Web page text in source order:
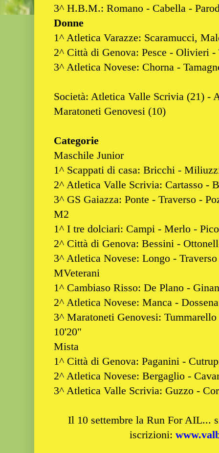
3^ H.B.M.: Romano - Cabella -
Donne
1^ Atletica Varazze: Scaramucci,
2^ Città di Genova: Pesce - Olivieri
3^ Atletica Novese: Chorna -
Società: Atletica Valle Scrivia (21) -
Maratoneti Genovesi (10)
Categorie
Maschile Junior
1^ Scappati di casa: Bricchi -
2^ Atletica Valle Scrivia: Cartasso -
3^ GS Gaiazza: Ponte - Traverso -
M2
1^ I tre dolciari: Campi - Merlo -
2^ Città di Genova: Bessini -
3^ Atletica Novese: Longo -
MVeterani
1^ Cambiaso Risso: De Plano -
2^ Atletica Novese: Manca -
3^ Maratoneti Genovesi:
10'20"
Mista
1^ Città di Genova: Paganini -
2^ Atletica Novese: Bergaglio -
3^ Atletica Valle Scrivia: Guzzo -
Il 10 settembre la Run For AIL...
iscrizioni: